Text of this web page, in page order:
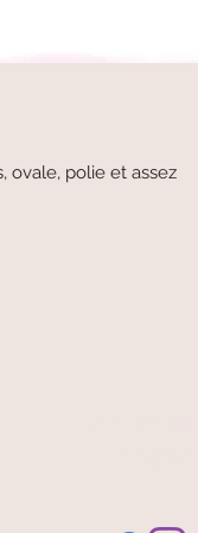
ovale, polie et assez